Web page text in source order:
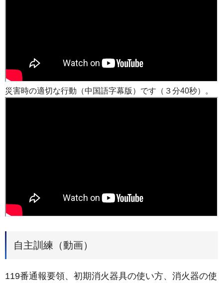
災害時の適切な行動（中国語字幕版）です（３分40秒）。
自主訓練（動画）
119番通報要領、初期消火器具の使い方、消火器の使